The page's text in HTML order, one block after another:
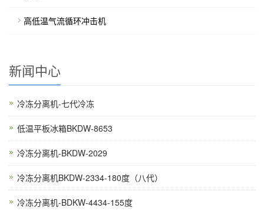
高低温气流循环冲击机
新闻中心
冷冻分离机-七代冷冻
低温平板冰箱BKDW-8653
冷冻分离机-BKDW-2029
冷冻分离机BKDW-2334-180度（八代）
冷冻分离机-BDKW-4434-155度